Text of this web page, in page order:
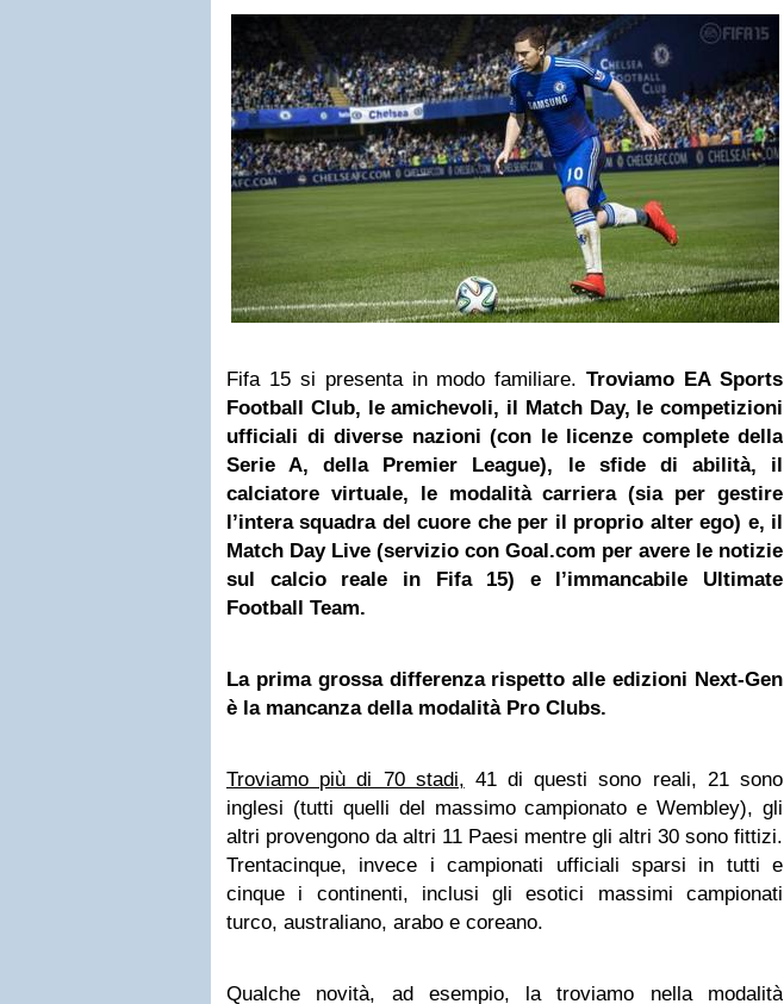
Fifa 15 si presenta in modo familiare.Troviamo EA Sports
Football Club, le amichevoli, il Match Day, le competizioni
ufficiali di diverse nazioni (con le licenze complete della
Serie A, della Premier League), le sfide di abilità, il
calciatore virtuale, le modalità carriera (sia per gestire
l’intera squadra del cuore che per il proprio alter ego) e, il
Match Day Live (servizio con Goal.com per avere le notizie
sul calcio reale in Fifa 15) e l’immancabile Ultimate
Football Team.
La prima grossa differenza rispetto alle edizioni Next-Gen
è la mancanza della modalità Pro Clubs.
Troviamo più di 70 stadi, 41 di questi sono reali, 21 sono
inglesi (tutti quelli del massimo campionato e Wembley), gli
altri provengono da altri 11 Paesi mentre gli altri 30 sono fittizi.
Trentacinque, invece i campionati ufficiali sparsi in tutti e
cinque i continenti, inclusi gli esotici massimi campionati
turco, australiano, arabo e coreano.
Qualche novità, ad esempio, la troviamo nella modalità